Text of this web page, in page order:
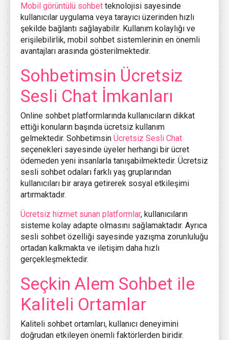
Mobil görüntülü sohbet teknolojisi sayesinde
kullanıcılar uygulama veya tarayıcı üzerinden hızlı
şekilde bağlantı sağlayabilir. Kullanım kolaylığı ve
erişilebilirlik, mobil sohbet sistemlerinin en önemli
avantajları arasında gösterilmektedir.
Sohbetimsin Ücretsiz
Sesli Chat İmkanları
Online sohbet platformlarında kullanıcıların dikkat
ettiği konuların başında ücretsiz kullanım
gelmektedir. Sohbetimsin Ücretsiz Sesli Chat
seçenekleri sayesinde üyeler herhangi bir ücret
ödemeden yeni insanlarla tanışabilmektedir. Ücretsiz
sesli sohbet odaları farklı yaş gruplarından
kullanıcıları bir araya getirerek sosyal etkileşimi
artırmaktadır.
Ücretsiz hizmet sunan platformlar, kullanıcıların
sisteme kolay adapte olmasını sağlamaktadır. Ayrıca
sesli sohbet özelliği sayesinde yazışma zorunluluğu
ortadan kalkmakta ve iletişim daha hızlı
gerçekleşmektedir.
Seçkin Alem Sohbet ile
Kaliteli Ortamlar
Kaliteli sohbet ortamları, kullanıcı deneyimini
doğrudan etkileyen önemli faktörlerden biridir.